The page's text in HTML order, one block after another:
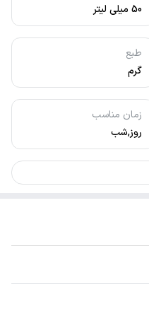
50 میلی لیتر
طبع
گرم
زمان مناسب
روز,شب